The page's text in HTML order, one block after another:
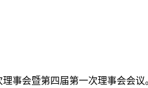
事会暨第四届第一次理事会会